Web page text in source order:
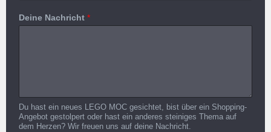
Deine Nachricht *
Du hast ein neues LEGO MOC gesichtet, bist über ein Shopping-
Angebot gestolpert oder hast ein anderes steiniges Thema auf
dem Herzen? Wir freuen uns auf deine Nachricht.